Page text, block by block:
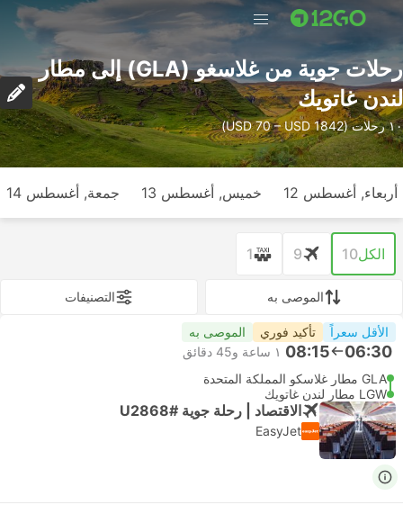
رحلات جوية من غلاسغو (GLA) إلى مطار
لندن غاتويك
١٠ رحلات (USD 70 – USD 1842)
أربعاء, أغسطس 12 خميس, أغسطس 13 جمعة, أغسطس 14
الكل10
9
1
الموصى به التصنيفات
الأقل سعراً تأكيد فوري الموصى به
06:30
08:15 ١ ساعة و‫45 دقائق
GLA مطار غلاسكو المملكة المتحدة
LGW مطار لندن غاتويك
الاقتصاد | رحلة جوية #U2868
EasyJet